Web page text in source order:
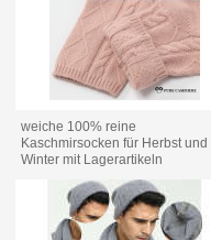
weiche 100% reine
Kaschmirsocken für Herbst und
Winter mit Lagerartikeln